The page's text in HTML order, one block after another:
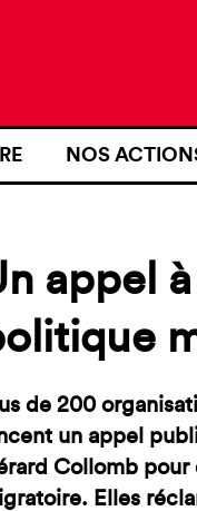
NOS
NOS MOYENS
appel
de 200
un appel
Collomb
Elles